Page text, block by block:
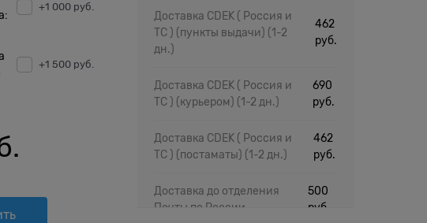
+1 000 руб.
+1 500 руб.
Доставка CDEK ( Россия и
ТС ) (пункты выдачи) (1-2
дн.)
462
руб.
Доставка CDEK ( Россия и
ТС ) (курьером) (1-2 дн.)
690
руб.
Доставка CDEK ( Россия и
ТС ) (постаматы) (1-2 дн.)
462
руб.
Доставка до отделения
Почты по России
500
руб.